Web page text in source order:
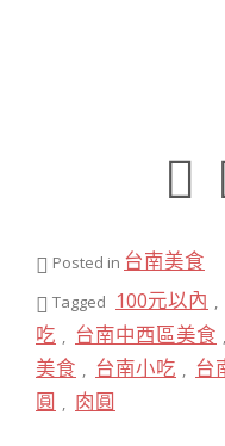
Posted in 台南美食
Tagged 100元以內 ,
吃 , 台南中西區美食 ,
美食 , 台南小吃 , 台
圓 , 肉圓